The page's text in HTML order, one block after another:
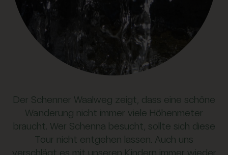
Der Schenner Waalweg zeigt, dass eine schöne
Wanderung nicht immer viele Höhenmeter
braucht. Wer Schenna besucht, sollte sich diese
Tour nicht entgehen lassen. Auch uns